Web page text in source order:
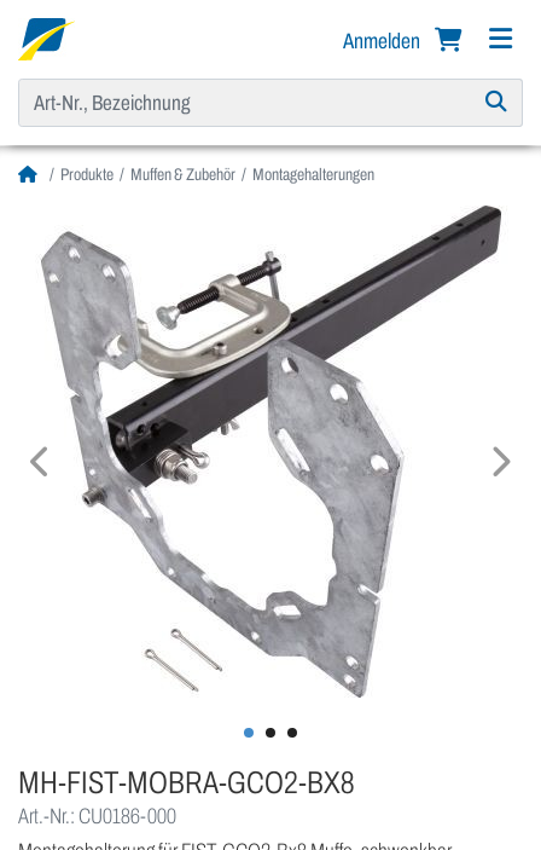
Anmelden
Produkte Muffen & Zubehör Montagehalterungen
MH-FIST-MOBRA-GCO2-BX8
Art.-Nr.: CU0186-000